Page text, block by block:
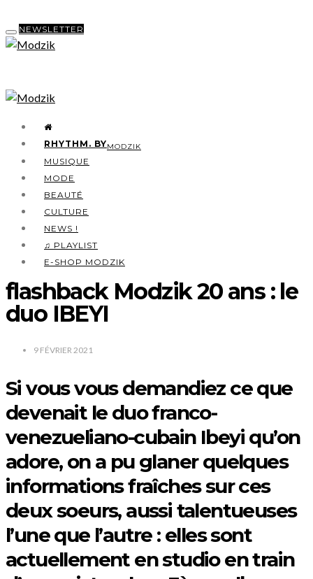
NEWSLETTER
RHYTHM. BYMODZIK
MUSIQUE
MODE
BEAUTÉ
CULTURE
NEWS !
♫ PLAYLIST
E-SHOP MODZIK
flashback Modzik 20 ans : le
duo IBEYI
9 FÉVRIER 2021
Si vous vous demandiez ce que
devenait le duo franco-
venezueliano-cubain Ibeyi qu’on
adore, on a pu glaner quelques
informations fraîches sur ces
deux soeurs, aussi talentueuses
l’une que l’autre : elles sont
actuellement en studio en train